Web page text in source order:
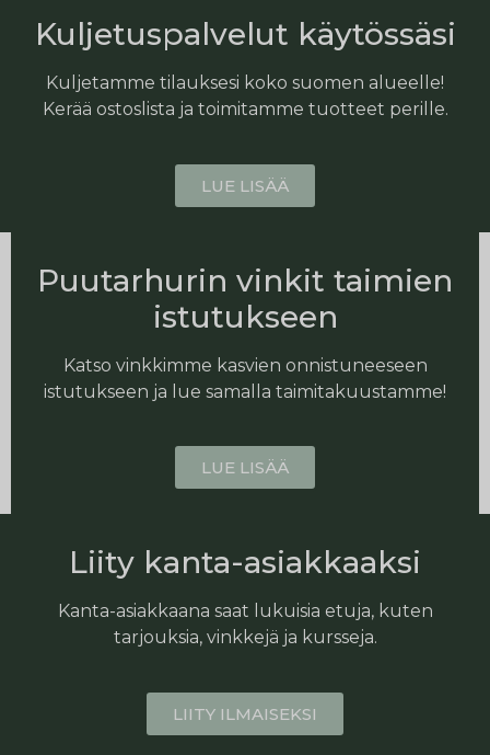
Kuljetuspalvelut käytössäsi
Kuljetamme tilauksesi koko suomen alueelle!
Kerää ostoslista ja toimitamme tuotteet perille.
LUE LISÄÄ
Puutarhurin vinkit taimien
istutukseen
Katso vinkkimme kasvien onnistuneeseen
istutukseen ja lue samalla taimitakuustamme!
LUE LISÄÄ
Liity kanta-asiakkaaksi
Kanta-asiakkaana saat lukuisia etuja, kuten
tarjouksia, vinkkejä ja kursseja.
LIITY ILMAISEKSI